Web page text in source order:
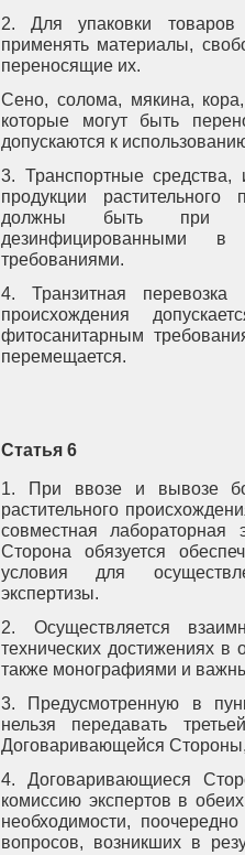
2. Для упаковки
применять материалы,
переносящие их.
Сено, солома, мякина,
которые могут быть
допускаются к
3. Транспортные средства,
продукции
должны быть при
дезинфицированными в
требованиями.
4. Транзитная перевозка
происхождения
фитосанитарным
перемещается.
Статья 6
1. При ввозе и вывозе
растительного
совместная лабораторная
Сторона обязуется
условия для
экспертизы.
2. Осуществляется
технических достижениях в
также монографиями и
3. Предусмотренную в
нельзя передавать
Договаривающейся
4. Договаривающиеся
комиссию экспертов в
необходимости,
вопросов, возникших в